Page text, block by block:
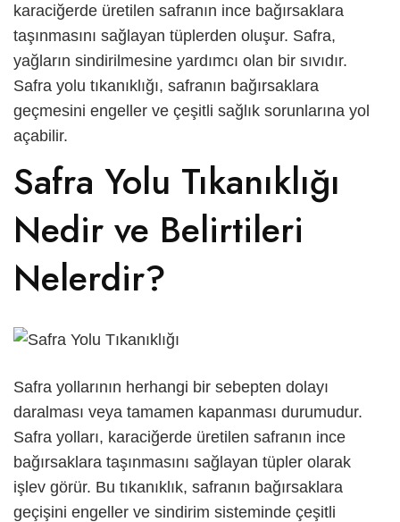
karaciğerde üretilen safranın ince bağırsaklara
taşınmasını sağlayan tüplerden oluşur. Safra,
yağların sindirilmesine yardımcı olan bir sıvıdır.
Safra yolu tıkanıklığı, safranın bağırsaklara
geçmesini engeller ve çeşitli sağlık sorunlarına yol
açabilir.
Safra Yolu Tıkanıklığı
Nedir ve Belirtileri
Nelerdir?
Safra yollarının herhangi bir sebepten dolayı
daralması veya tamamen kapanması durumudur.
Safra yolları, karaciğerde üretilen safranın ince
bağırsaklara taşınmasını sağlayan tüpler olarak
işlev görür. Bu tıkanıklık, safranın bağırsaklara
geçişini engeller ve sindirim sisteminde çeşitli